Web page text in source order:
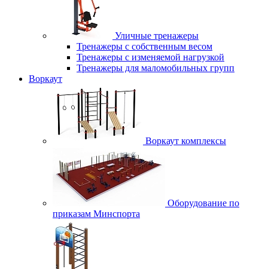
Уличные тренажеры
Тренажеры с собственным весом
Тренажеры с изменяемой нагрузкой
Тренажеры для маломобильных групп
Воркаут
Воркаут комплексы
Оборудование по
приказам Минспорта